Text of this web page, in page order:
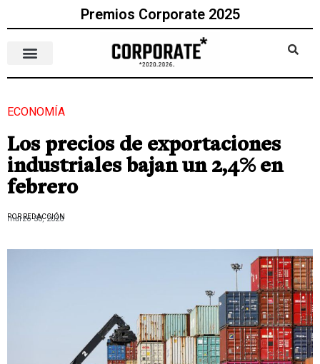
Premios Corporate 2025
ECONOMÍA
Los precios de exportaciones
industriales bajan un 2,4% en
febrero
POR REDACCIÓN
marzo 30, 2026